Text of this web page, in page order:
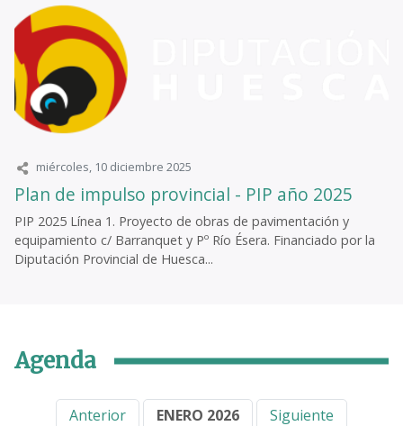
miércoles, 10 diciembre 2025
Plan de impulso provincial - PIP año 2025
PIP 2025 Línea 1. Proyecto de obras de pavimentación y
equipamiento c/ Barranquet y Pº Río Ésera. Financiado por la
Diputación Provincial de Huesca...
Agenda
Anterior ENERO 2026 Siguiente